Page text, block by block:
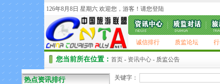
126年8月8日 星期六 欢迎您，游客！请您登陆
诚信排行 质监论坛
您当前所在位置： 首页 - 资讯中心 - 质监公告
热点资讯排行 关键字：